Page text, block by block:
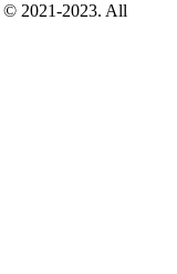
© 2021-2023. All